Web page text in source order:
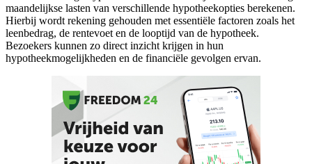
maandelijkse lasten van verschillende hypotheekopties berekenen.
Hierbij wordt rekening gehouden met essentiële factoren zoals het
leenbedrag, de rentevoet en de looptijd van de hypotheek.
Bezoekers kunnen zo direct inzicht krijgen in hun
hypotheekmogelijkheden en de financiële gevolgen ervan.